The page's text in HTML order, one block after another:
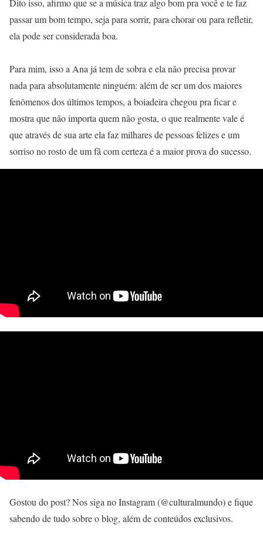
Dito isso, afirmo que se a música traz algo bom pra você e te faz
passar um bom tempo, seja para sorrir, para chorar ou para refletir,
ela pode ser considerada boa.
Para mim, isso a Ana já tem de sobra e ela não precisa provar
nada para absolutamente ninguém: além de ser um dos maiores
fenômenos dos últimos tempos, a boiadeira chegou pra ficar e
mostra que não importa quem não gosta, o que realmente vale é
que através de sua arte ela faz milhares de pessoas felizes e um
sorriso no rosto de um fã com certeza é a maior prova do sucesso.
Gostou do post? Nos siga no Instagram (@culturalmundo) e fique
sabendo de tudo sobre o blog, além de conteúdos exclusivos.